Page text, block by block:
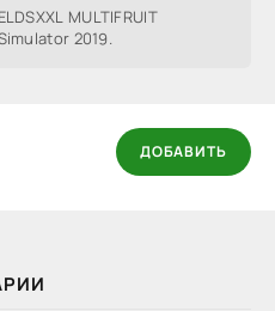
MULTIFRUIT
2019.
ДОБАВИТЬ